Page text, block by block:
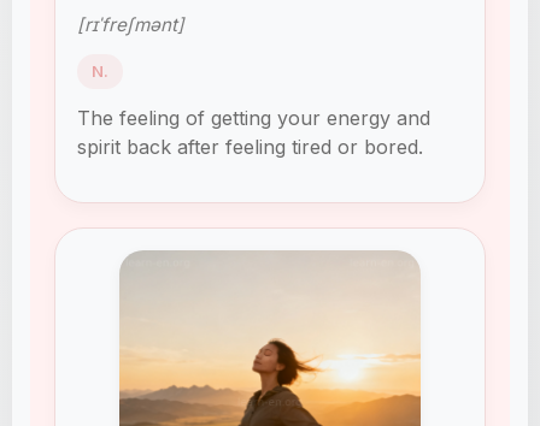
[rɪˈfreʃmənt]
N.
The feeling of getting your energy and
spirit back after feeling tired or bored.